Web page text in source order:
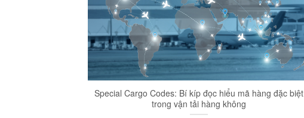
Special Cargo Codes: Bí kíp đọc hiểu mã hàng đặc biệt
trong vận tải hàng không